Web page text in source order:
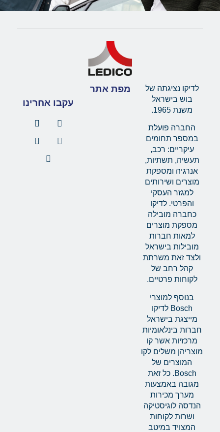
לדיקו נציגתה של
בוש בישראל
משנת 1965.
החברה פועלת
במספר תחומים
עיקריים: רכב,
תעשיה, תשתיות,
אנרגיה ומספקת
מוצרים ושירותים
למגזר העסקי
והפרטי. לדיקו
כחברה מובילה
מספקת מוצרים
למאות חברות
מובילות בישראל
ולצד זאת משרתת
קהל רחב של
לקוחות פרטיים.
בנוסף למוצרי
Bosch לדיקו
מייצגת בישראל
חברות בינלאומיות
מרכזיות אשר קו
מוצריהן משלים לקו
המוצרים של
Bosch. כל זאת
מגובה באמצעות
מערך מכירות
הנדסה לוגיסטיקה
ושרות לקוחות
המצויד במיטב
מפת אתר
עקבו אחרינו